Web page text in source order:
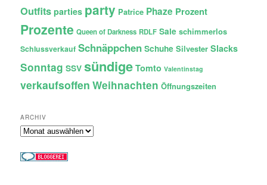
Outfits parties party Patrice Phaze Prozent
Prozente Queen of Darkness RDLF Sale schimmerlos
Schlussverkauf Schnäppchen Schuhe Silvester Slacks
Sonntag SSV sündige Tomto Valentinstag
verkaufsoffen Weihnachten Öffnungszeiten
ARCHIV
Archiv